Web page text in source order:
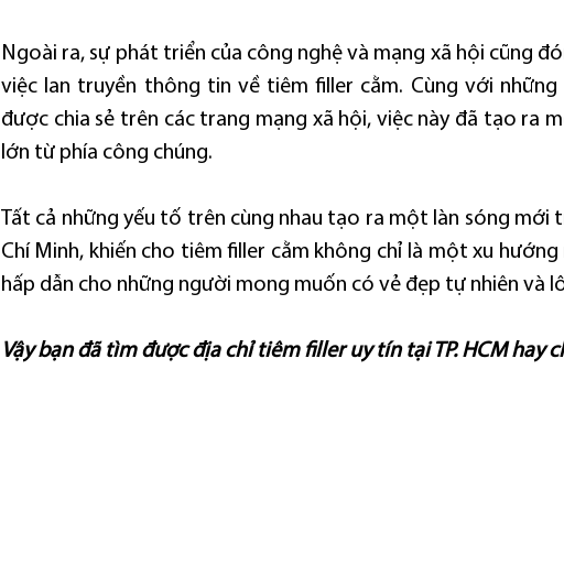
Ngoài ra, sự phát triển của công nghệ và mạng xã hội cũng
việc lan truyền thông tin về tiêm filler cằm. Cùng với
được chia sẻ trên các trang mạng xã hội, việc này đã tạo ra
lớn từ phía công chúng.
Tất cả những yếu tố trên cùng nhau tạo ra một làn sóng mới
Chí Minh, khiến cho tiêm filler cằm không chỉ là một xu
hấp dẫn cho những người mong muốn có vẻ đẹp tự nhiên và
Vậy bạn đã tìm được địa chỉ tiêm filler uy tín tại TP. HCM hay